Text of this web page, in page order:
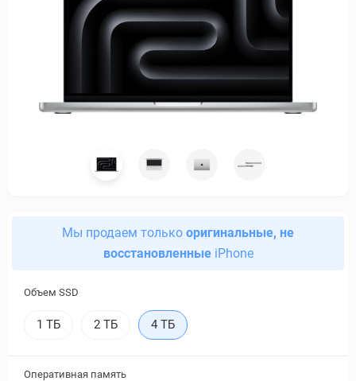
Мы продаем только оригинальные, не
восстановленныеiPhone
Объем SSD
1 ТБ 2 ТБ 4 ТБ
Оперативная память